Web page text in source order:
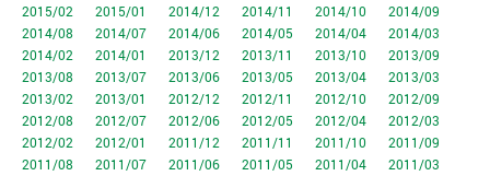
2015/02
2015/01 2014/12 2014/11 2014/10
2014/09
2014/08
2014/07 2014/06 2014/05 2014/04
2014/03
2014/02
2014/01 2013/12 2013/11 2013/10
2013/09
2013/08
2013/07 2013/06 2013/05 2013/04
2013/03
2013/02
2013/01 2012/12 2012/11 2012/10
2012/09
2012/08
2012/07 2012/06 2012/05 2012/04
2012/03
2012/02
2012/01 2011/12 2011/11 2011/10
2011/09
2011/08
2011/07 2011/06 2011/05 2011/04
2011/03